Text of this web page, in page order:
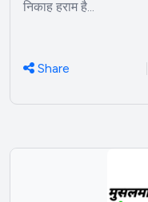
निकाह हराम है...
Share